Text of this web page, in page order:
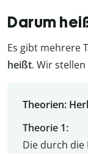
Darum
Es gibt mehrere
heißt. Wir
Theorien:
Theorie 1:
Die durch